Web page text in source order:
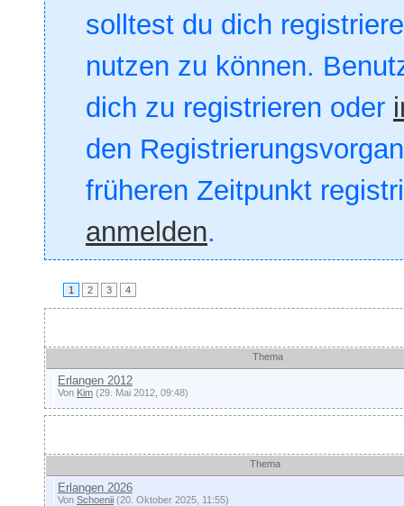
solltest du dich
nutzen zu können.
dich zu registrieren oder
den
früheren Zeitpunkt
anmelden.
1 2 3 4
Thema
Erlangen 2012
Von Kim (29. Mai 2012, 09:48)
Thema
Erlangen 2026
Von Schoenii (20. Oktober 2025, 11:55)